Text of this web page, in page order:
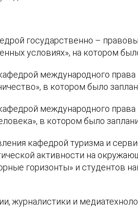
государственно –
условиях», на котором
международного
в котором было
международного
в котором было
кафедрой туризма и
активности на
горизонты» и студентов
журналистики и